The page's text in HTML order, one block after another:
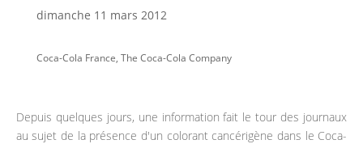
dimanche 11 mars 2012
Coca-Cola France, The Coca-Cola Company
Depuis quelques jours, une information fait le tour des journaux
au sujet de la présence d'un colorant cancérigène dans le Coca-